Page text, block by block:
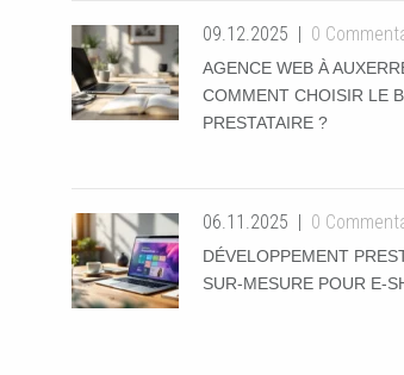
09.12.2025 0
AGENCE WEB À
COMMENT CHOISIR LE
PRESTATAIRE ?
06.11.2025 0
DÉVELOPPEMENT
SUR-MESURE POUR E-